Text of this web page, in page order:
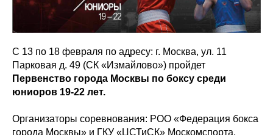
С 13 по 18 февраля по адресу: г. Москва, ул. 11
Парковая д. 49 (СК «Измайлово») пройдет
Первенство города Москвы по боксу среди
юниоров 19-22 лет.
Организаторы соревнования: РОО «Федерация бокса
города Москвы» и ГКУ «ЦСТиСК» Москомспорта.